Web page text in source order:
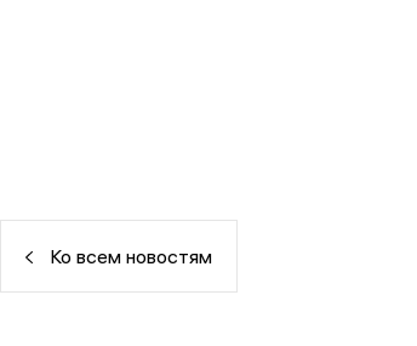
Ко всем новостям